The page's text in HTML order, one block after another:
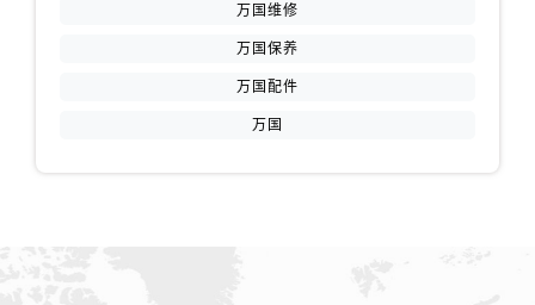
万国维修
万国保养
万国配件
万国